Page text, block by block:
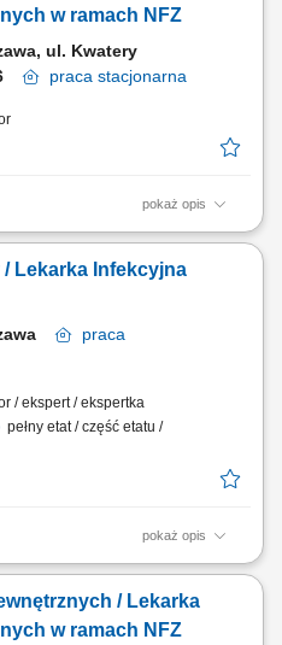
zdrowotnej! Szukamy Ciebie,
w ramach NFZ
ul. Kwatery
praca stacjonarna
pokaż opis
medycznych pacjentom w
i terapeutycznych.
medycznej zgodnie z
Lekarka Infekcyjna
praca
/ ekspert / ekspertka
pełny etat / część etatu /
pokaż opis
lekarskich zgodnie z aktualną
profesjonalnej pomocy
dokumentacji medycznej,
/ Lekarka
w ramach NFZ